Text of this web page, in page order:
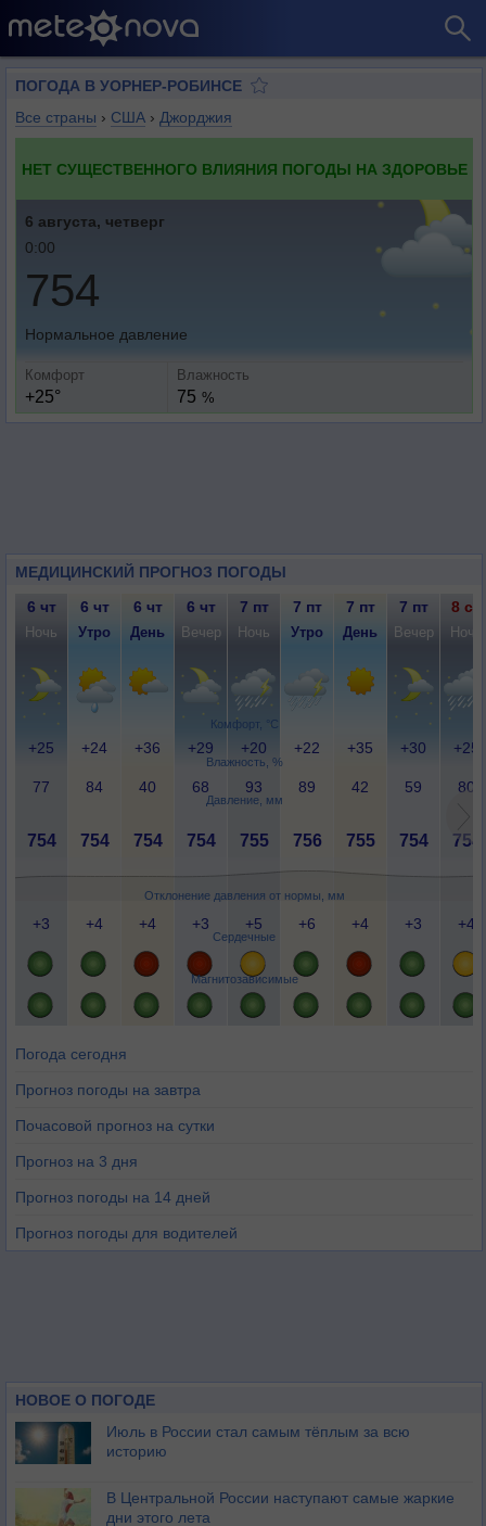
ПОГОДА В УОРНЕР-РОБИНСЕ
Все страны › США › Джорджия
НЕТ СУЩЕСТВЕННОГО ВЛИЯНИЯ ПОГОДЫ НА ЗДОРОВЬЕ
6 августа, четверг
0:00
754
Нормальное давление
Комфорт
+25°
Влажность
75 %
МЕДИЦИНСКИЙ ПРОГНОЗ ПОГОДЫ
Комфорт, °C
Влажность, %
Давление, мм
Отклонение давления от нормы, мм
Сердечные
Магнитозависимые
6 чт 6 чт 6 чт 6 чт 7 пт 7 пт 7 пт 7 пт 8 сб
Ночь Утро День Вечер Ночь Утро День Вечер Ночь
+25 +24 +36 +29 +20 +22 +35 +30 +25
77 84 40 68 93 89 42 59 80
754 754 754 754 755 756 755 754 754
+3 +4 +4 +3 +5 +6 +4 +3 +4
Погода сегодня
Прогноз погоды на завтра
Почасовой прогноз на сутки
Прогноз на 3 дня
Прогноз погоды на 14 дней
Прогноз погоды для водителей
НОВОЕ О ПОГОДЕ
Июль в России стал самым тёплым за всю
историю
В Центральной России наступают самые жаркие
дни этого лета